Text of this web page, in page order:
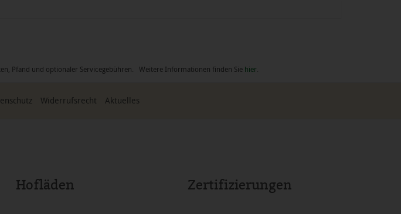
Pfand und optionaler Servicegebühren. Weitere Informationen finden Sie hier.
Widerrufsrecht Aktuelles
Hofläden Zertifizierungen